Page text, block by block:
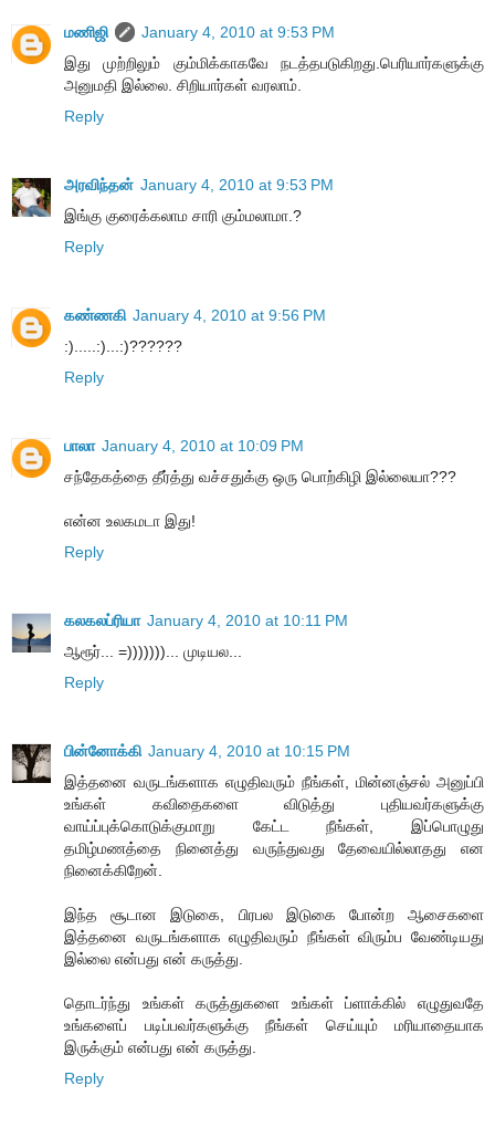
மணிஜி
January 4, 2010 at 9:53 PM
இது முற்றிலும் கும்மிக்காகவே நடத்தபடுகிறது.பெரியார்களுக்கு
அனுமதி இல்லை. சிறியார்கள் வரலாம்.
Reply
அரவிந்தன் January 4, 2010 at 9:53 PM
இங்கு குரைக்கலாம சாரி கும்மலாமா.?
Reply
கண்ணகி January 4, 2010 at 9:56 PM
:).....:)...:)??????
Reply
பாலா January 4, 2010 at 10:09 PM
சந்தேகத்தை தீர்த்து வச்சதுக்கு ஒரு பொற்கிழி இல்லையா???
என்ன உலகமடா இது!
Reply
கலகலப்ரியா January 4, 2010 at 10:11 PM
ஆரூர்... =)))))))... முடியல...
Reply
பின்னோக்கி January 4, 2010 at 10:15 PM
இத்தனை வருடங்களாக எழுதிவரும் நீங்கள், மின்னஞ்சல் அனுப்பி
உங்கள் கவிதைகளை விடுத்து புதியவர்களுக்கு
வாய்ப்புக்கொடுக்குமாறு கேட்ட நீங்கள், இப்பொழுது
தமிழ்மணத்தை நினைத்து வருந்துவது தேவையில்லாதது என
நினைக்கிறேன்.
இந்த சூடான இடுகை, பிரபல இடுகை போன்ற ஆசைகளை
இத்தனை வருடங்களாக எழுதிவரும் நீங்கள் விரும்ப வேண்டியது
இல்லை என்பது என் கருத்து.
தொடர்ந்து உங்கள் கருத்துகளை உங்கள் ப்ளாக்கில் எழுதுவதே
உங்களைப் படிப்பவர்களுக்கு நீங்கள் செய்யும் மரியாதையாக
இருக்கும் என்பது என் கருத்து.
Reply